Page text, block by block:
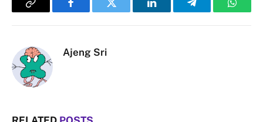
Copy
FacebookTwitter LinkedInTelegram
Ajeng Sri